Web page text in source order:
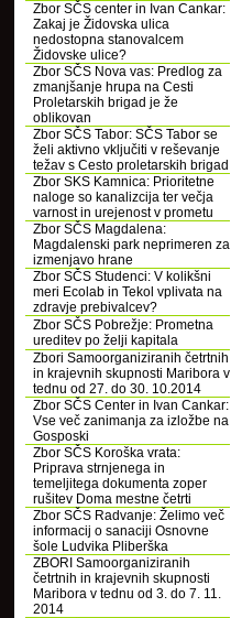
Zbor SČS center in Ivan Cankar:
Zakaj je Židovska ulica
nedostopna stanovalcem
Židovske ulice?
Zbor SČS Nova vas: Predlog za
zmanjšanje hrupa na Cesti
Proletarskih brigad je že
oblikovan
Zbor SČS Tabor: SČS Tabor se
želi aktivno vključiti v reševanje
težav s Cesto proletarskih brigad
Zbor SKS Kamnica: Prioritetne
naloge so kanalizcija ter večja
varnost in urejenost v prometu
Zbor SČS Magdalena:
Magdalenski park neprimeren za
izmenjavo hrane
Zbor SČS Studenci: V kolikšni
meri Ecolab in Tekol vplivata na
zdravje prebivalcev?
Zbor SČS Pobrežje: Prometna
ureditev po želji kapitala
Zbori Samoorganiziranih četrtnih
in krajevnih skupnosti Maribora v
tednu od 27. do 30. 10.2014
Zbor SČS Center in Ivan Cankar:
Vse več zanimanja za izložbe na
Gosposki
Zbor SČS Koroška vrata:
Priprava strnjenega in
temeljitega dokumenta zoper
rušitev Doma mestne četrti
Zbor SČS Radvanje: Želimo več
informacij o sanaciji Osnovne
šole Ludvika Pliberška
ZBORI Samoorganiziranih
četrtnih in krajevnih skupnosti
Maribora v tednu od 3. do 7. 11.
2014